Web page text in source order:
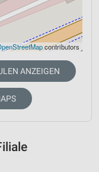
contributors
ANZEIGEN